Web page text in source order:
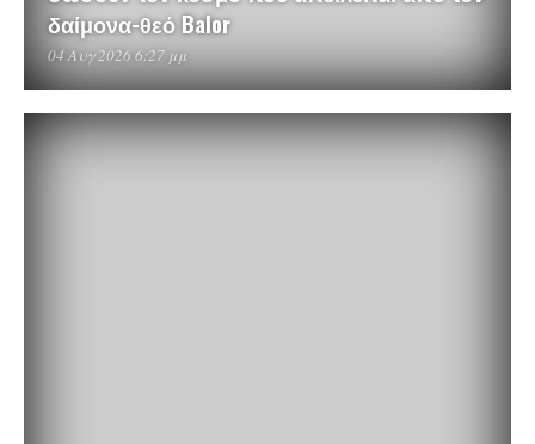
δαίμονα-θεό Balor
04 Αυγ 2026 6:27 μμ